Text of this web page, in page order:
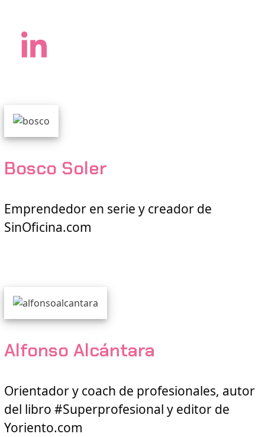
LinkedIn
Bosco Soler
Emprendedor en serie y creador de
SinOficina.com
Alfonso Alcántara
Orientador y coach de profesionales, autor
del libro #Superprofesional y editor de
Yoriento.com